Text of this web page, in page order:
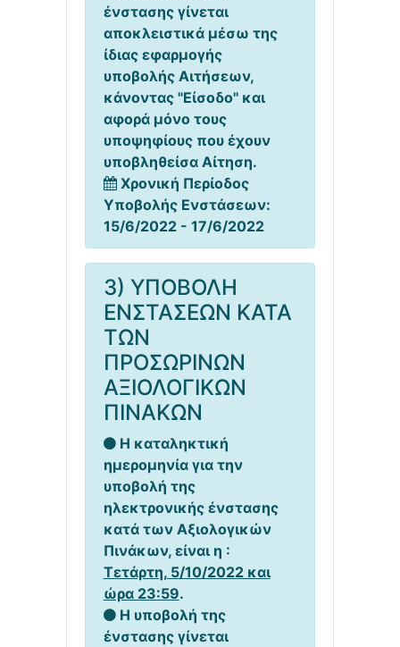
ένστασης γίνεται
αποκλειστικά μέσω της
ίδιας εφαρμογής
υποβολής Αιτήσεων,
κάνοντας "Είσοδο" και
αφορά μόνο τους
υποψηφίους που έχουν
υποβληθείσα Αίτηση.
Χρονική Περίοδος
Υποβολής Ενστάσεων:
15/6/2022 - 17/6/2022
3) ΥΠΟΒΟΛΗ
ΕΝΣΤΑΣΕΩΝ ΚΑΤΑ
ΤΩΝ
ΠΡΟΣΩΡΙΝΩΝ
ΑΞΙΟΛΟΓΙΚΩΝ
ΠΙΝΑΚΩΝ
Η καταληκτική
ημερομηνία για την
υποβολή της
ηλεκτρονικής ένστασης
κατά των Αξιολογικών
Πινάκων, είναι η :
Τετάρτη, 5/10/2022 και
ώρα 23:59.
Η υποβολή της
ένστασης γίνεται